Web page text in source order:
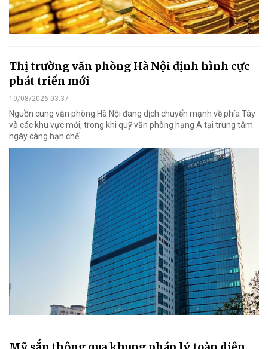
Thị trường văn phòng Hà Nội định hình cực
phát triển mới
10/08/2026 03:37
Nguồn cung văn phòng Hà Nội đang dịch chuyển mạnh về phía Tây
và các khu vực mới, trong khi quỹ văn phòng hạng A tại trung tâm
ngày càng hạn chế.